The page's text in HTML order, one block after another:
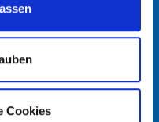
Cookies
Inc.